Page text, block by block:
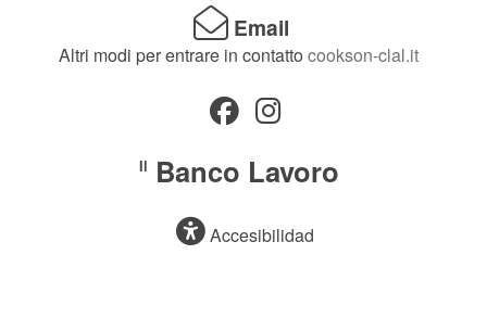
Email
Altri modi per entrare in contatto cookson-clal.it
Il Banco Lavoro
Accesibilidad